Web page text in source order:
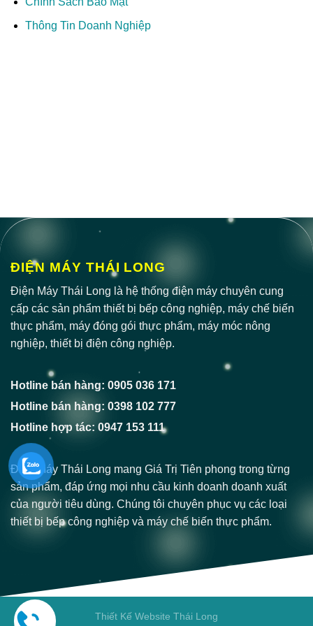
Thông Tin Doanh Nghiệp
ĐIỆN MÁY THÁI LONG
Điện Máy Thái Long là hệ thống điện máy chuyên cung
cấp các sản phẩm thiết bị bếp công nghiệp, máy chế biến
thực phẩm, máy đóng gói thực phẩm, máy móc nông
nghiệp, thiết bị điện công nghiệp.
Hotline bán hàng: 0905 036 171
Hotline bán hàng: 0398 102 777
Hotline hợp tác: 0947 153 111
Điện Máy Thái Long mang Giá Trị Tiên phong trong từng
sản phẩm, đáp ứng mọi nhu cầu kinh doanh doanh xuất
của người tiêu dùng. Chúng tôi chuyên phục vụ các loại
thiết bị bếp công nghiệp và máy chế biến thực phẩm.
Thiết Kế Website Thái Long